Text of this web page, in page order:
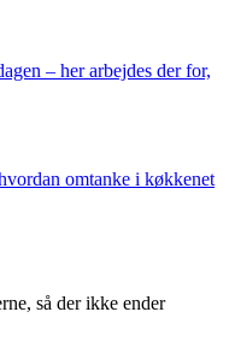
– her arbejdes der for,
omtanke i køkkenet
så der ikke ender